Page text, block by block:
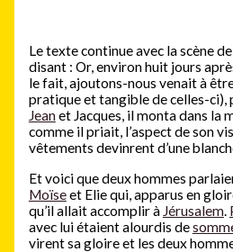
Le texte continue avec la scène
disant : Or, environ huit jours
le fait, ajoutons-nous venait à
pratique et tangible de celles-ci),
Jeanet Jacques, il monta dans la
comme il priait, l’aspect de son
vêtements devinrent d’une
Et voici que deux hommes
Moïseet Elie qui, apparus en
qu’il allait accomplir à Jérusalem.
avec lui étaient alourdis de
virent sa gloire et les deux